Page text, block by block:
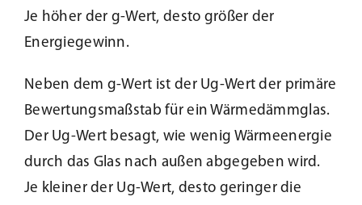
Unternehmen
Karriere
Nachhaltigkeit
Je höher der g-Wert, desto größer der
Energiegewinn.
Neben dem g-Wert ist der Ug-Wert der primäre
Bewertungsmaßstab für ein Wärmedämmglas.
Der Ug-Wert besagt, wie wenig Wärmeenergie
durch das Glas nach außen abgegeben wird.
Je kleiner der Ug-Wert, desto geringer die